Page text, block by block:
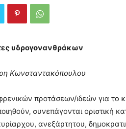
υδρογονανθράκων
Κωνσταντακόπουλου
προτάσεων/ιδεών για το
συνεπάγονται οριστική
ανεξάρτητου,